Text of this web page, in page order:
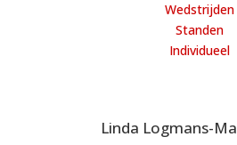
Wedstrijden
Standen
Individueel
Linda Logmans-